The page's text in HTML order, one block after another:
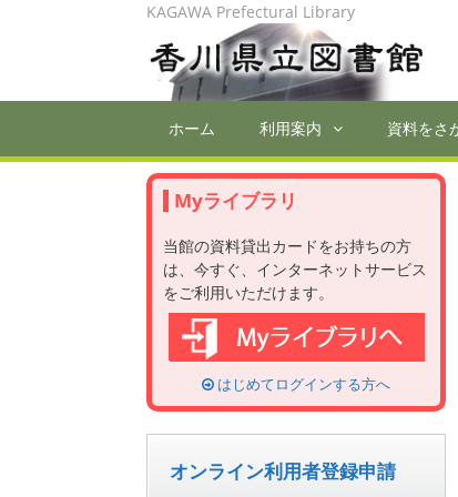
KAGAWA Prefectural Library
ホーム 利用案内 資料をさ
Myライブラリ
当館の資料貸出カードをお持ちの方
は、今すぐ、インターネットサービス
をご利用いただけます。
はじめてログインする方へ
オンライン利用者登録申請